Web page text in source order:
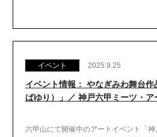
イベント 2025.9.25
イベント情報： やなぎみわ舞台作
ばゆり）」／ 神戸六甲ミーツ・ア
六甲山にて開催中のアートイベント「